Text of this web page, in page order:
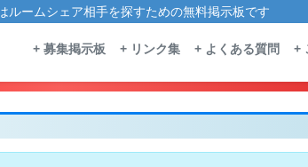
ルームシェア相手を探すための無料掲示板です
+ 募集掲示板 + リンク集 + よくある質問 +